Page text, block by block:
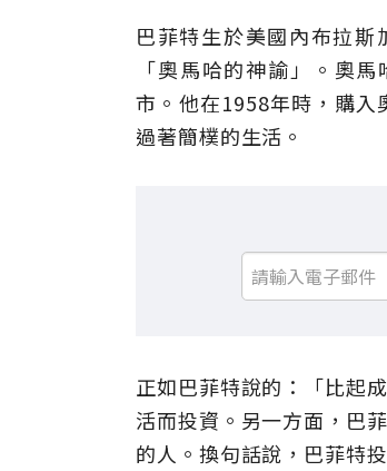
巴菲特生於美國內布拉
「奧馬哈的神諭」。奧
市。他在1958年時，購入
過著簡樸的生活。
正如巴菲特說的：「比起
活而投資。另一方面，巴
的人。換句話說，巴菲特